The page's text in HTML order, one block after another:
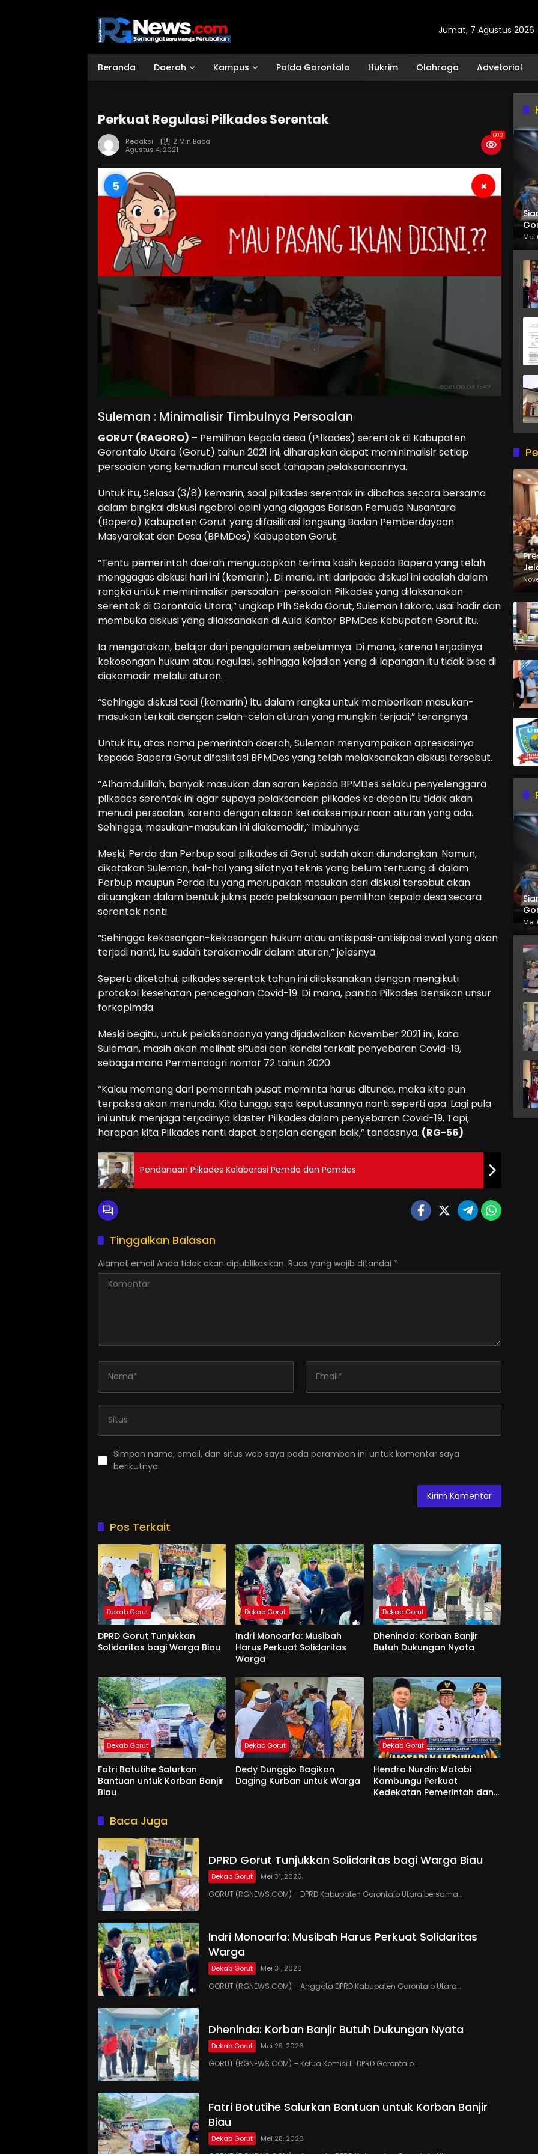
Jumat, 7 Agustus 2026
Beranda Daerah Kampus Polda Gorontalo Hukrim Olahraga Advetorial
Perkuat Regulasi Pilkades Serentak
Redaksi
2 Min Baca
Agustus 4, 2021
603
4 ×
Suleman : Minimalisir Timbulnya Persoalan
GORUT (RAGORO) – Pemilihan kepala desa (Pilkades) serentak di Kabupaten
Gorontalo Utara (Gorut) tahun 2021 ini, diharapkan dapat meminimalisir setiap
persoalan yang kemudian muncul saat tahapan pelaksanaannya.
Untuk itu, Selasa (3/8) kemarin, soal pilkades serentak ini dibahas secara bersama
dalam bingkai diskusi ngobrol opini yang digagas Barisan Pemuda Nusantara
(Bapera) Kabupaten Gorut yang difasilitasi langsung Badan Pemberdayaan
Masyarakat dan Desa (BPMDes) Kabupaten Gorut.
“Tentu pemerintah daerah mengucapkan terima kasih kepada Bapera yang telah
menggagas diskusi hari ini (kemarin). Di mana, inti daripada diskusi ini adalah dalam
rangka untuk meminimalisir persoalan-persoalan Pilkades yang dilaksanakan
serentak di Gorontalo Utara,” ungkap Plh Sekda Gorut, Suleman Lakoro, usai hadir dan
membuka diskusi yang dilaksanakan di Aula Kantor BPMDes Kabupaten Gorut itu.
Ia mengatakan, belajar dari pengalaman sebelumnya. Di mana, karena terjadinya
kekosongan hukum atau regulasi, sehingga kejadian yang di lapangan itu tidak bisa di
diakomodir melalui aturan.
“Sehingga diskusi tadi (kemarin) itu dalam rangka untuk memberikan masukan-
masukan terkait dengan celah-celah aturan yang mungkin terjadi,” terangnya.
Untuk itu, atas nama pemerintah daerah, Suleman menyampaikan apresiasinya
kepada Bapera Gorut difasilitasi BPMDes yang telah melaksanakan diskusi tersebut.
“Alhamdulillah, banyak masukan dan saran kepada BPMDes selaku penyelenggara
pilkades serentak ini agar supaya pelaksanaan pilkades ke depan itu tidak akan
menuai persoalan, karena dengan alasan ketidaksempurnaan aturan yang ada.
Sehingga, masukan-masukan ini diakomodir,” imbuhnya.
Meski, Perda dan Perbup soal pilkades di Gorut sudah akan diundangkan. Namun,
dikatakan Suleman, hal-hal yang sifatnya teknis yang belum tertuang di dalam
Perbup maupun Perda itu yang merupakan masukan dari diskusi tersebut akan
dituangkan dalam bentuk juknis pada pelaksanaan pemilihan kepala desa secara
serentak nanti.
“Sehingga kekosongan-kekosongan hukum atau antisipasi-antisipasi awal yang akan
terjadi nanti, itu sudah terakomodir dalam aturan,” jelasnya.
Seperti diketahui, pilkades serentak tahun ini dilaksanakan dengan mengikuti
protokol kesehatan pencegahan Covid-19. Di mana, panitia Pilkades berisikan unsur
forkopimda.
Meski begitu, untuk pelaksanaanya yang dijadwalkan November 2021 ini, kata
Suleman, masih akan melihat situasi dan kondisi terkait penyebaran Covid-19,
sebagaimana Permendagri nomor 72 tahun 2020.
“Kalau memang dari pemerintah pusat meminta harus ditunda, maka kita pun
terpaksa akan menunda. Kita tunggu saja keputusannya nanti seperti apa. Lagi pula
ini untuk menjaga terjadinya klaster Pilkades dalam penyebaran Covid-19. Tapi,
harapan kita Pilkades nanti dapat berjalan dengan baik,” tandasnya. (RG-56)
Pendanaan Pilkades Kolaborasi Pemda dan Pemdes
Tinggalkan Balasan
Alamat email Anda tidak akan dipublikasikan. Ruas yang wajib ditandai *
Simpan nama, email, dan situs web saya pada peramban ini untuk komentar saya
berikutnya.
Pos Terkait
Dekab Gorut
DPRD Gorut Tunjukkan
Solidaritas bagi Warga Biau
Dekab Gorut
Indri Monoarfa: Musibah
Harus Perkuat Solidaritas
Warga
Dekab Gorut
Dheninda: Korban Banjir
Butuh Dukungan Nyata
Dekab Gorut
Fatri Botutihe Salurkan
Bantuan untuk Korban Banjir
Biau
Dekab Gorut
Dedy Dunggio Bagikan
Daging Kurban untuk Warga
Dekab Gorut
Hendra Nurdin: Motabi
Kambungu Perkuat
Kedekatan Pemerintah dan
Baca Juga
DPRD Gorut Tunjukkan Solidaritas bagi Warga Biau
Dekab Gorut Mei 31, 2026
GORUT (RGNEWS.COM) – DPRD Kabupaten Gorontalo Utara bersama…
Indri Monoarfa: Musibah Harus Perkuat Solidaritas
Warga
Dekab Gorut Mei 31, 2026
GORUT (RGNEWS.COM) – Anggota DPRD Kabupaten Gorontalo Utara…
Dheninda: Korban Banjir Butuh Dukungan Nyata
Dekab Gorut Mei 29, 2026
GORUT (RGNEWS.COM) – Ketua Komisi III DPRD Gorontalo…
Fatri Botutihe Salurkan Bantuan untuk Korban Banjir
Biau
Dekab Gorut Mei 28, 2026
Mei
Mei